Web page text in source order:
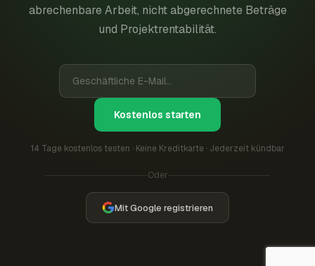
abrechenbare Arbeit, nicht abgerechnete Beträge
und Projektrentabilität.
Kostenlos starten
14 Tage kostenlos testen · Keine Kreditkarte · Jederzeit kündbar
Oder
Mit Google registrieren